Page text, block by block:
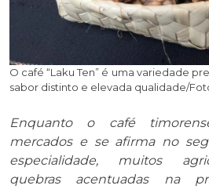
O café “Laku Ten” é uma variedade
sabor distinto e elevada qualidade/
Enquanto o café
mercados e se afirma no
especialidade, muitos
quebras acentuadas na